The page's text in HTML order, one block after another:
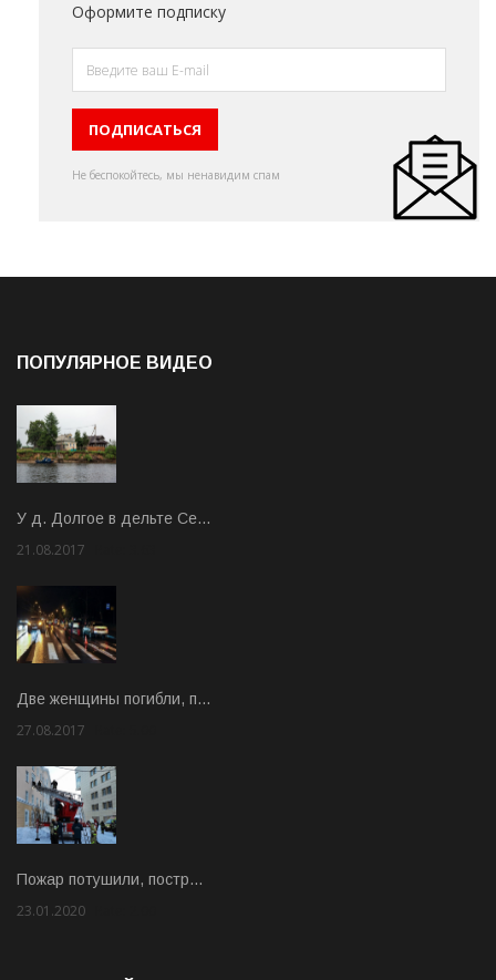
Оформите подписку
Не беспокойтесь, мы ненавидим спам
ПОПУЛЯРНОЕ ВИДЕО
У д. Долгое в дельте Се…
21.08.2017
Две женщины погибли, п…
27.08.2017
Пожар потушили, постр…
23.01.2020